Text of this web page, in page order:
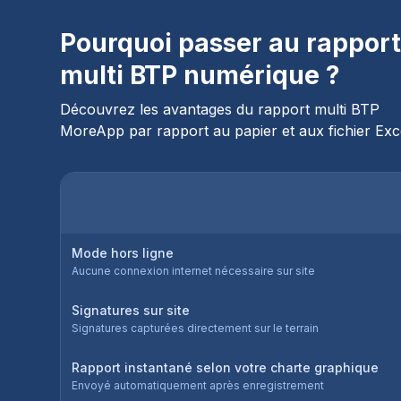
Pourquoi passer au rapport
multi BTP numérique ?
Découvrez les avantages du rapport multi BTP
MoreApp par rapport au papier et aux fichier
Mode hors ligne
Aucune connexion internet nécessaire sur site
Signatures sur site
Signatures capturées directement sur le terrain
Rapport instantané selon votre charte graphique
Envoyé automatiquement après enregistrement